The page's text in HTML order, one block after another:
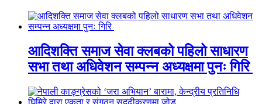
आदिशक्ति समाज सेवा क्लबको पहिलो साधारण
सभा तथा अधिवेशन सम्पन्न अध्यक्षमा पुनः गिरि